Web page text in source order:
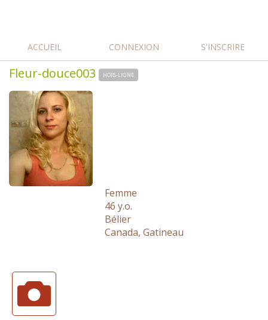
ACCUEIL CONNEXION S'INSCRIRE
Fleur-douce003 HORS-LIGNE
Femme
46 y.o.
Bélier
Canada, Gatineau